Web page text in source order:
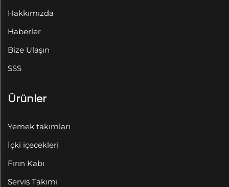
Hakkımızda
Haberler
Bize Ulaşın
SSS
Ürünler
Yemek takımları
İçki içecekleri
Fırın Kabı
Servis Takımı